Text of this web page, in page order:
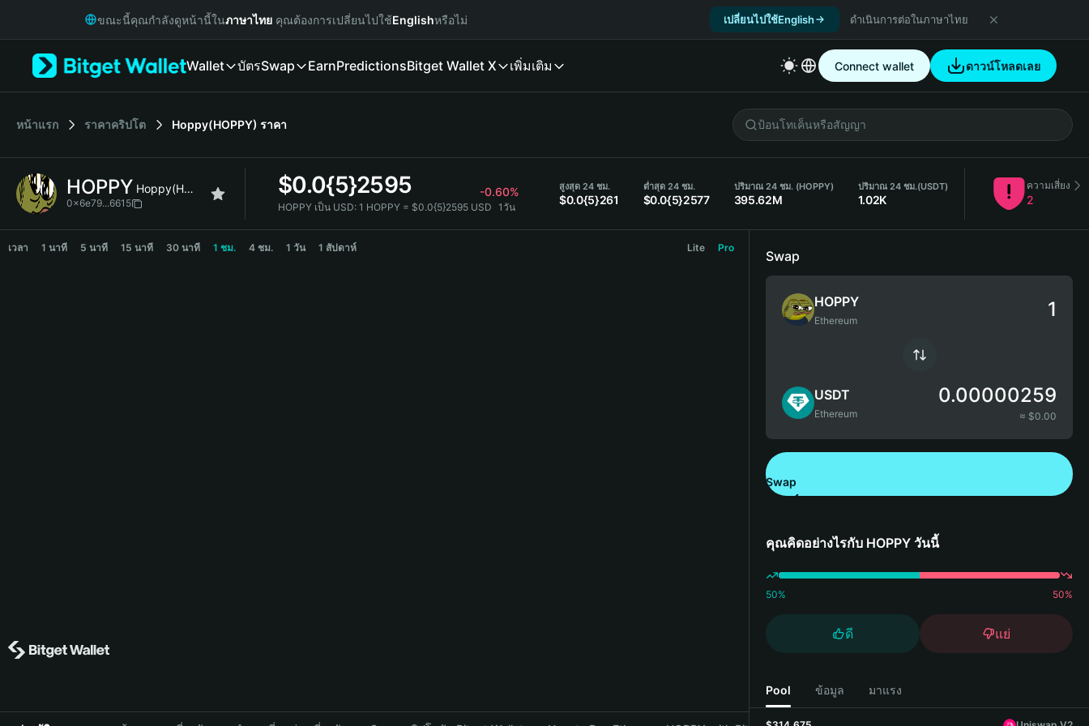
Русский
Italiano
简体中文
繁體中文
Bahasa Indonesia
ขณะนี้คุณกำลังดูหน้านี้ในภาษาไทย คุณต้องการเปลี่ยนไปใช้Englishหรือไม่ เปลี่ยนไปใช้English ดำเนินการต่อในภาษาไทย
Wallet บัตรSwap EarnPredictionsBitget Wallet X เพิ่มเติม Connect wallet ดาวน์โหลดเลย
หน้าแรก ราคาคริปโต Hoppy(HOPPY) ราคา
HOPPY Hoppy(HOPPY)
0x6e79...6615
$0.0{5}2595 -0.60%
HOPPY เป็น USD: 1 HOPPY = $0.0{5}2595 USD 1วัน
สูงสุด 24 ชม.
$0.0{5}261
ต่ำสุด 24 ชม.
$0.0{5}2577
ปริมาณ 24 ชม. (HOPPY)
395.62M
ปริมาณ 24 ชม.(USDT)
1.02K
ความเสี่ยง
2
HOPPY Price Chart
เวลา 1 นาที 5 นาที 15 นาที 30 นาที 1 ชม. 4 ชม. 1 วัน 1 สัปดาห์ Lite Pro
Swap
HOPPY
Ethereum
USDT
Ethereum
0.00000259
≈ $0.00
Swap
คุณคิดอย่างไรกับ HOPPY วันนี้
50% 50%
ดี แย่
Pool ข้อมูล มาแรง